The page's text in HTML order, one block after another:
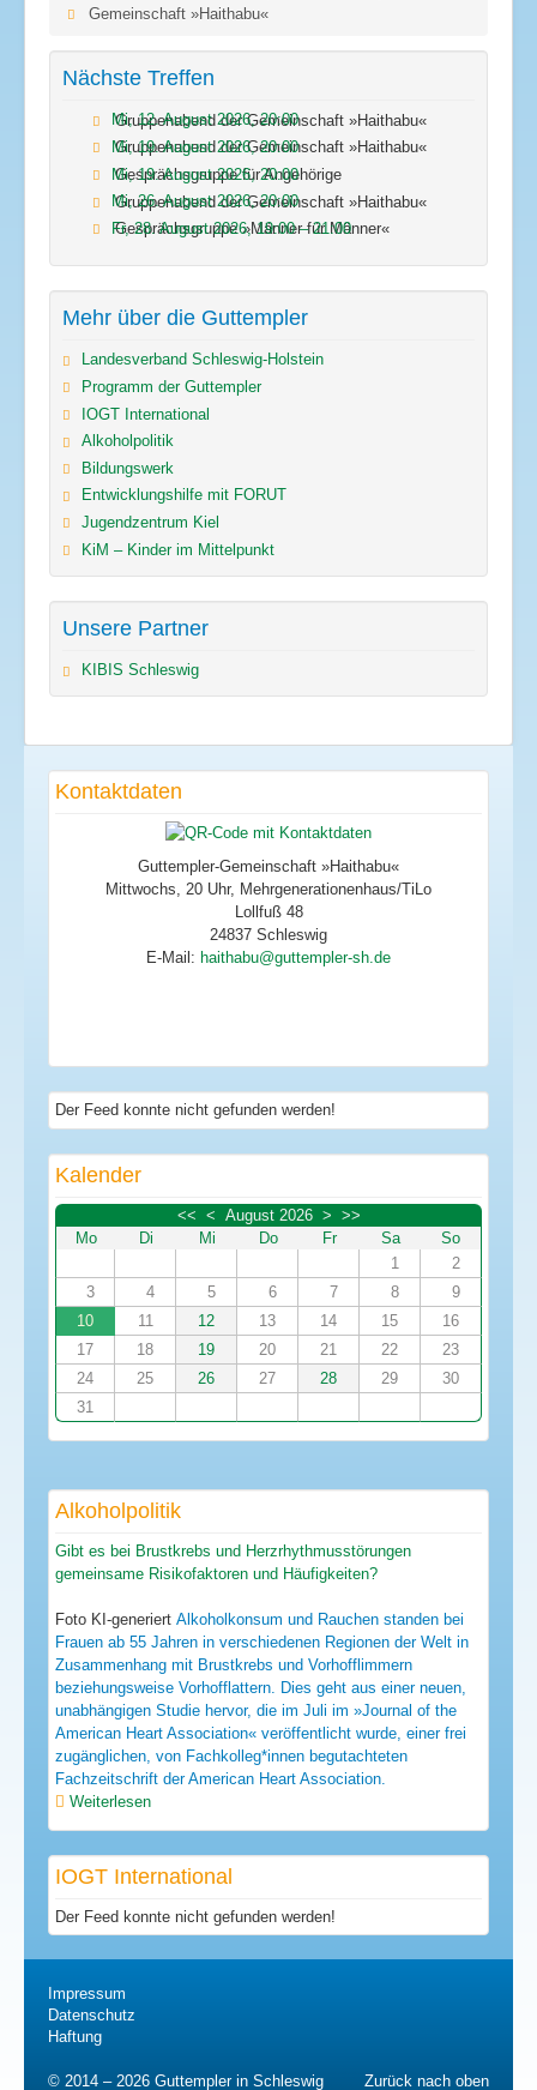
Gemeinschaft »Haithabu«
Nächste Treffen
Gruppenabend der Gemeinschaft »Haithabu«
Mi, 12. August 2026,20:00
Gruppenabend der Gemeinschaft »Haithabu«
Mi, 19. August 2026,20:00
Gesprächsgruppe für Angehörige
Mi, 19. August 2026,20:00
Gruppenabend der Gemeinschaft »Haithabu«
Mi, 26. August 2026,20:00
Gesprächsgruppe »Männer für Männer«
Fr, 28. August 2026,19:00–21:00
Mehr über die Guttempler
Landesverband Schleswig-Holstein
Programm der Guttempler
IOGT International
Alkoholpolitik
Bildungswerk
Entwicklungshilfe mit FORUT
Jugendzentrum Kiel
KiM – Kinder im Mittelpunkt
Unsere Partner
KIBIS Schleswig
Kontaktdaten
Guttempler-Gemeinschaft »Haithabu«
Mittwochs, 20 Uhr, Mehrgenerationenhaus/TiLo
Lollfuß 48
24837 Schleswig
E-Mail:
Der Feed konnte nicht gefunden werden!
Kalender
<< < August 2026 > >>
Mo
Di Mi Do Fr Sa
So
1
2
3
4 5 6 7 8
9
10
11 12 13 14 15
16
17
18 19 20 21 22
23
24
25 26 27 28 29
30
31
Alkoholpolitik
Gibt es bei Brustkrebs und Herzrhythmusstörungen
gemeinsame Risikofaktoren und Häufigkeiten?
Foto KI-generiert Alkoholkonsum und Rauchen standen bei
Frauen ab 55 Jahren in verschiedenen Regionen der Welt in
Zusammenhang mit Brustkrebs und Vorhofflimmern
beziehungsweise Vorhofflattern. Dies geht aus einer neuen,
unabhängigen Studie hervor, die im Juli im »Journal of the
American Heart Association« veröffentlicht wurde, einer frei
zugänglichen, von Fachkolleg*innen begutachteten
Fachzeitschrift der American Heart Association.
Weiterlesen
IOGT International
Der Feed konnte nicht gefunden werden!
Impressum
Datenschutz
Haftung
Zurück nach oben
© 2014 – 2026 Guttempler in Schleswig